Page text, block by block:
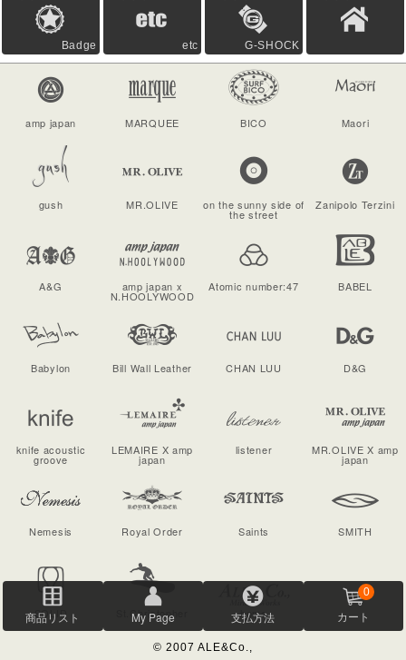
Badge etc G-SHOCK
商品リスト My Page 支払方法 カート
0
amp japan MARQUEE BICO Maori
gush MR.OLIVE on the sunny side of
the street
Zanipolo Terzini
A&G amp japan x
N.HOOLYWOOD
Atomic number:47 BABEL
Babylon Bill Wall Leather CHAN LUU D&G
knife acoustic
groove
LEMAIRE X amp
japan
listener MR.OLIVE X amp
japan
Nemesis Royal Order Saints SMITH
SOLID St.Christopher home
© 2007 ALE&Co.,